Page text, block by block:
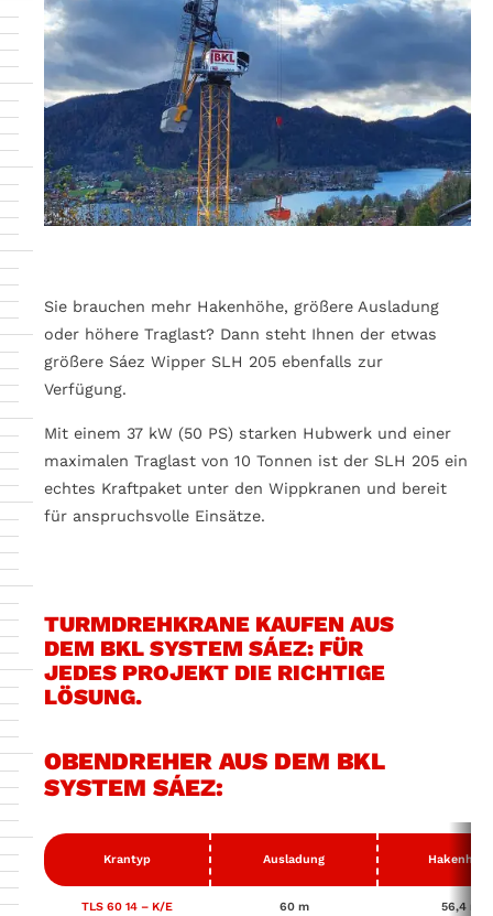
Sie brauchen mehr Hakenhöhe, größere Ausladung
oder höhere Traglast? Dann steht Ihnen der etwas
größere Sáez Wipper SLH 205 ebenfalls zur
Verfügung.
Mit einem 37 kW (50 PS) starken Hubwerk und einer
maximalen Traglast von 10 Tonnen ist der SLH 205 ein
echtes Kraftpaket unter den Wippkranen und bereit
für anspruchsvolle Einsätze.
TURMDREHKRANE KAUFEN AUS
DEM BKL SYSTEM SÁEZ: FÜR
JEDES PROJEKT DIE RICHTIGE
LÖSUNG.
OBENDREHER AUS DEM BKL
SYSTEM SÁEZ:
Krantyp Ausladung Hakenhöhe
TLS 60 14 – K/E 60 m 56,4 m